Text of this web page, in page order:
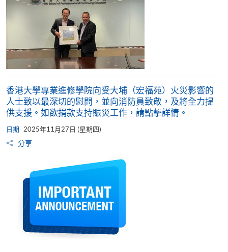
香港大學專業進修學院向受大埔（宏福苑）火災影響的
人士致以最深切的慰問，並向消防員致敬，及將全力提
供支援。如欲捐款支持賑災工作，請點擊詳情。
日期 2025年11月27日 (星期四)
分享